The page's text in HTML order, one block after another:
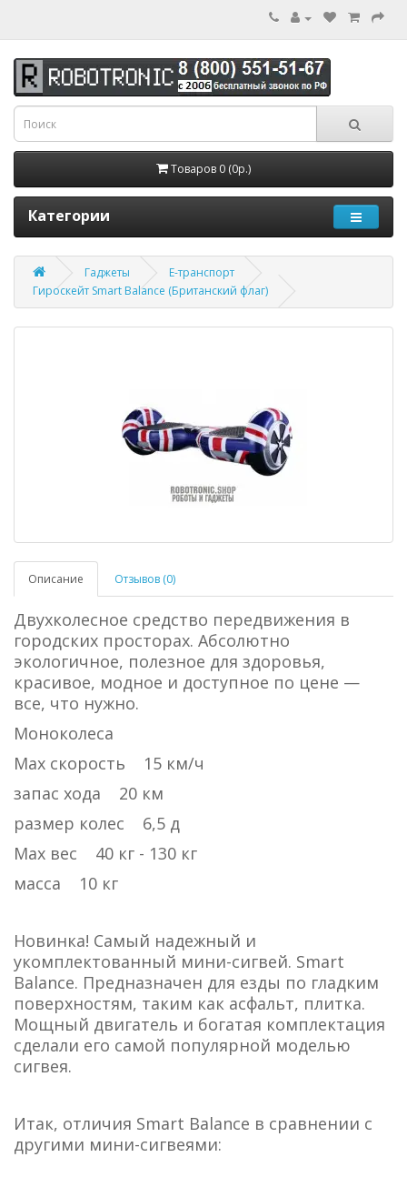
Товаров 0 (0р.)
Категории
Гаджеты
Е-транспорт
Гироскейт Smart Balance (Британский флаг)
Описание Отзывов (0)
Двухколесное средство передвижения в
городских просторах. Абсолютно
экологичное, полезное для здоровья,
красивое, модное и доступное по цене —
все, что нужно.
Моноколеса
Max скорость 15 км/ч
запас хода 20 км
размер колес 6,5 д
Max вес 40 кг - 130 кг
масса 10 кг
Новинка! Самый надежный и
укомплектованный мини-сигвей. Smart
Balance. Предназначен для езды по гладким
поверхностям, таким как асфальт, плитка.
Мощный двигатель и богатая комплектация
сделали его самой популярной моделью
сигвея.
Итак, отличия Smart Balance в сравнении с
другими мини-сигвеями: